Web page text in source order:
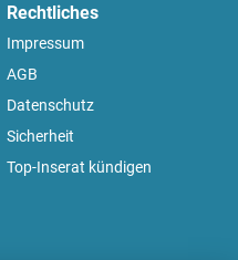
Rechtliches
Impressum
AGB
Datenschutz
Sicherheit
Top-Inserat kündigen